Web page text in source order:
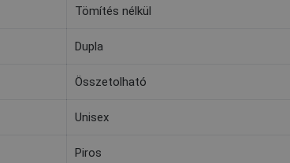
Tömítés nélkül
Dupla
Összetolható
Unisex
Piros